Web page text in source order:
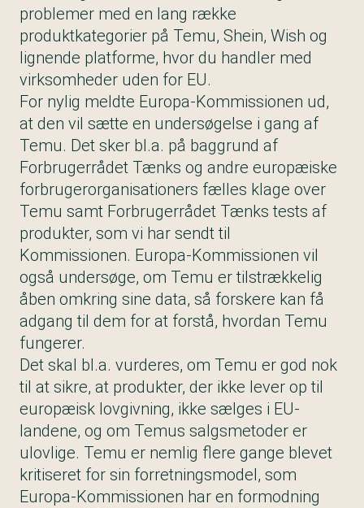
problemer med en lang række
produktkategorier på Temu, Shein, Wish og
lignende platforme, hvor du handler med
virksomheder uden for EU.
For nylig meldte Europa-Kommissionen ud,
at den vil sætte en undersøgelse i gang af
Temu. Det sker bl.a. på baggrund af
Forbrugerrådet Tænks og andre europæiske
forbrugerorganisationers fælles klage over
Temu samt Forbrugerrådet Tænks tests af
produkter, som vi har sendt til
Kommissionen. Europa-Kommissionen vil
også undersøge, om Temu er tilstrækkelig
åben omkring sine data, så forskere kan få
adgang til dem for at forstå, hvordan Temu
fungerer.
Det skal bl.a. vurderes, om Temu er god nok
til at sikre, at produkter, der ikke lever op til
europæisk lovgivning, ikke sælges i EU-
landene, og om Temus salgsmetoder er
ulovlige. Temu er nemlig flere gange blevet
kritiseret for sin forretningsmodel, som
Europa-Kommissionen har en formodning